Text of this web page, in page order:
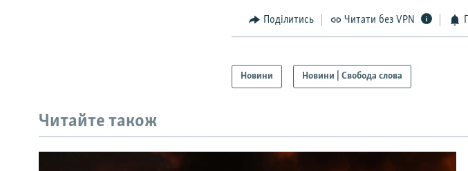
Поділитись Читати без VPN
Новини Новини | Свобода слова
Читайте також